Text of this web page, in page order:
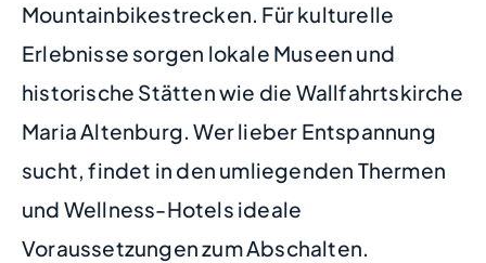
Mountainbikestrecken. Für kulturelle
Erlebnisse sorgen lokale Museen und
historische Stätten wie die Wallfahrtskirche
Maria Altenburg. Wer lieber Entspannung
sucht, findet in den umliegenden Thermen
und Wellness-Hotels ideale
Voraussetzungen zum Abschalten.